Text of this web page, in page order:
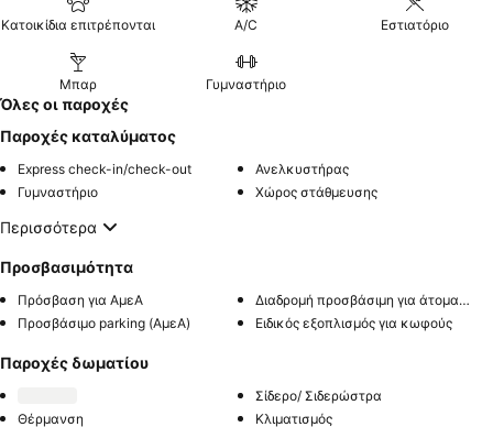
Κατοικίδια επιτρέπονται A/C Εστιατόριο
Μπαρ Γυμναστήριο
Όλες οι παροχές
Παροχές καταλύματος
Express check-in/check-out
Ανελκυστήρας
Γυμναστήριο
Χώρος στάθμευσης
Περισσότερα
Προσβασιμότητα
Πρόσβαση για ΑμεΑ
Διαδρομή προσβάσιμη για άτομα με αναπηρία
Προσβάσιμο parking (ΑμεΑ)
Ειδικός εξοπλισμός για κωφούς
Παροχές δωματίου
Σίδερο/ Σιδερώστρα
Θέρμανση
Κλιματισμός